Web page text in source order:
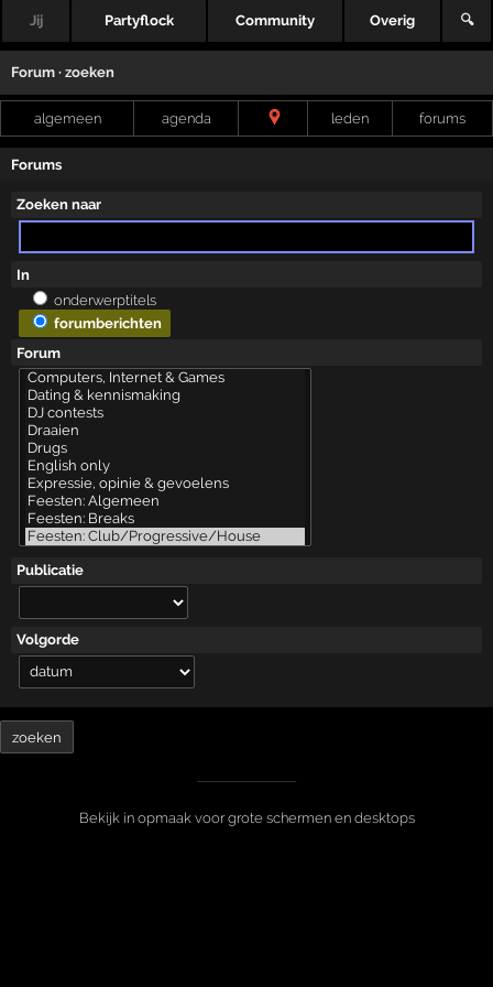
Jij Partyflock Community Overig 🔍
Forum · zoeken
algemeen agenda leden forums
Forums
Zoeken naar
In
onderwerptitels
forumberichten
Forum
Publicatie
Volgorde
Bekijk in opmaak voor grote schermen en desktops